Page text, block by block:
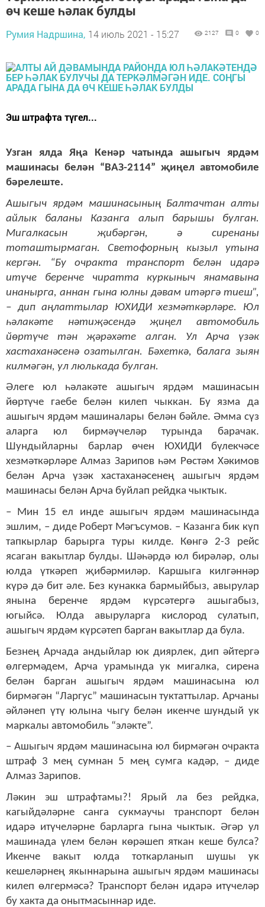
өч кеше һәлак булды
Румия Надршина, 14 июль 2021 - 15:27 2127 0 0
Эш штрафта түгел...
Узган ялда Яңа Кенәр чатында ашыгыч ярдәм
машинасы белән “ВАЗ-2114” җиңел автомобиле
бәрелеште.
Ашыгыч ярдәм машинасының Балтачтан алты
айлык баланы Казанга алып барышы булган.
Мигалкасын җибәргән, ә сиренаны
тоташтырмаган. Светофорның кызыл утына
кергән. “Бу очракта транспорт белән идарә
итүче беренче чиратта куркыныч янамавына
инанырга, аннан гына юлны дәвам итәргә тиеш”,
– дип аңлаттылар ЮХИДИ хезмәткәрләре. Юл
һәлакәте нәтиҗәсендә җиңел автомобиль
йөртүче тән җәрәхәте алган. Ул Арча үзәк
хастаханәсенә озатылган. Бәхеткә, балага зыян
килмәгән, ул люлькада булган.
Әлеге юл һәлакәте ашыгыч ярдәм машинасын
йөртүче гаебе белән килеп чыккан. Бу язма да
ашыгыч ярдәм машиналары белән бәйле. Әмма сүз
аларга юл бирмәүчеләр турында барачак.
Шундыйларны барлар өчен ЮХИДИ бүлекчәсе
хезмәткәрләре Алмаз Зарипов һәм Рөстәм Хәкимов
белән Арча үзәк хастаханәсенең ашыгыч ярдәм
машинасы белән Арча буйлап рейдка чыктык.
– Мин 15 ел инде ашыгыч ярдәм машинасында
эшлим, – диде Роберт Мәгъсумов. – Казанга бик күп
тапкырлар барырга туры килде. Көнгә 2-3 рейс
ясаган вакытлар булды. Шәһәрдә юл бирәләр, олы
юлда үткәреп җибәрмиләр. Каршыга килгәннәр
күрә дә бит әле. Без кунакка бармыйбыз, авырулар
янына беренче ярдәм күрсәтергә ашыгабыз,
югыйсә. Юлда авыруларга кислород сулатып,
ашыгыч ярдәм күрсәтеп барган вакытлар да була.
Безнең Арчада андыйлар юк диярлек, дип әйтергә
өлгермәдем, Арча урамында ук мигалка, сирена
белән барган ашыгыч ярдәм машинасына юл
бирмәгән “Ларгус” машинасын туктаттылар. Арчаны
әйләнеп үтү юлына чыгу белән икенче шундый ук
маркалы автомобиль “эләкте”.
– Ашыгыч ярдәм машинасына юл бирмәгән очракта
штраф 3 мең сумнан 5 мең сумга кадәр, – диде
Алмаз Зарипов.
Ләкин эш штрафтамы?! Ярый ла без рейдка,
кагыйдәләрне санга сукмаучы транспорт белән
идарә итүчеләрне барларга гына чыктык. Әгәр ул
машинада үлем белән көрәшеп яткан кеше булса?
Икенче вакыт юлда тоткарланып шушы ук
кешеләрнең якыннарына ашыгыч ярдәм машинасы
килеп өлгермәсә? Транспорт белән идарә итүчеләр
бу хакта да онытмасыннар иде.